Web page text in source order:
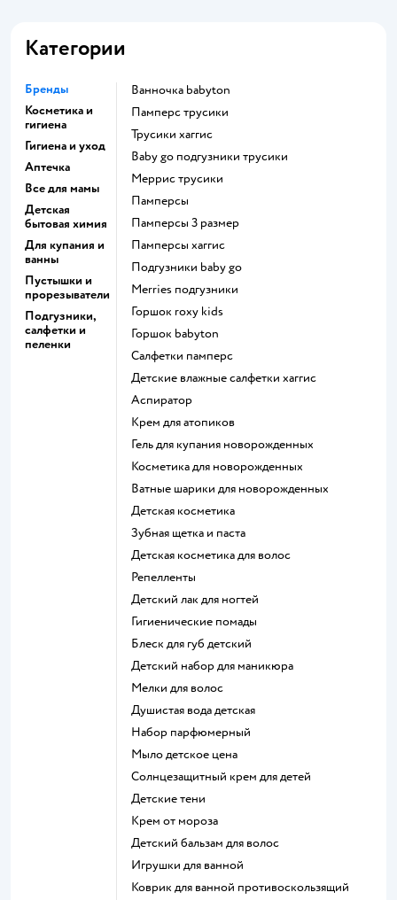
Категории
Бренды
Косметика и
гигиена
Гигиена и уход
Аптечка
Все для мамы
Детская
бытовая химия
Для купания и
ванны
Пустышки и
прорезыватели
Подгузники,
салфетки и
пеленки
ванночка babyton
памперс трусики
трусики хаггис
baby go подгузники трусики
меррис трусики
памперсы
памперсы 3 размер
памперсы хаггис
подгузники baby go
merries подгузники
горшок roxy kids
горшок babyton
салфетки памперс
детские влажные салфетки хаггис
аспиратор
крем для атопиков
гель для купания новорожденных
косметика для новорожденных
ватные шарики для новорожденных
детская косметика
зубная щетка и паста
детская косметика для волос
репелленты
детский лак для ногтей
гигиенические помады
блеск для губ детский
детский набор для маникюра
мелки для волос
душистая вода детская
набор парфюмерный
мыло детское цена
солнцезащитный крем для детей
детские тени
крем от мороза
детский бальзам для волос
игрушки для ванной
коврик для ванной противоскользящий